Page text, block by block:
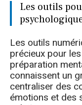
Les outils
Les outils
précieux pour
préparation
connaissent un
centraliser des
émotions et des